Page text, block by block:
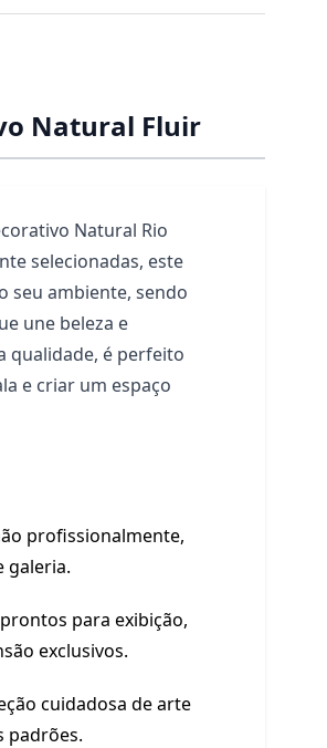
Natural Fluir
Natural Rio
selecionadas, este
seu ambiente, sendo
une beleza e
qualidade, é perfeito
e criar um espaço
profissionalmente,
galeria.
para exibição,
exclusivos.
cuidadosa de arte
padrões.